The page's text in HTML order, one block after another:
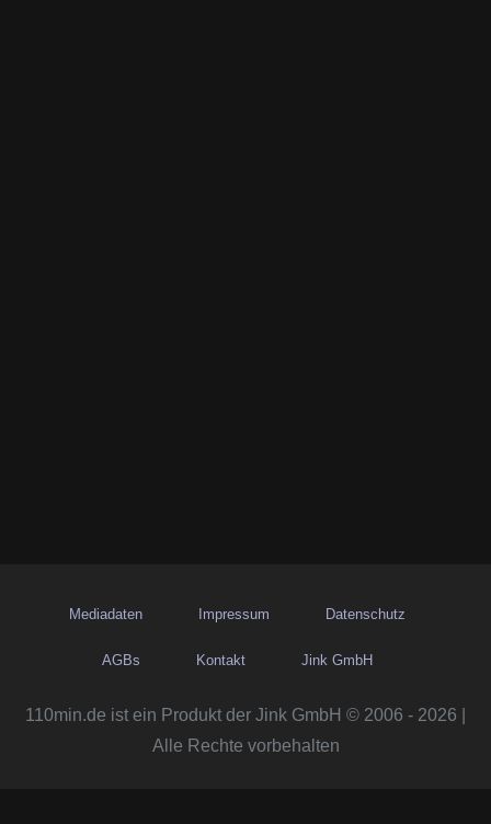
Mediadaten Impressum Datenschutz
AGBs Kontakt Jink GmbH
110min.de ist ein Produkt der Jink GmbH © 2006 - 2026 |
Alle Rechte vorbehalten